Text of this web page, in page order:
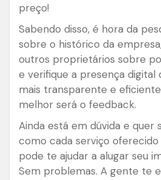
preço!
Sabendo disso, é hora da
sobre o histórico da
outros proprietários sobre
e verifique a presença digital
mais transparente e
melhor será o feedback.
Ainda está em dúvida e quer
como cada serviço
pode te ajudar a alugar seu
Sem problemas. A gente te